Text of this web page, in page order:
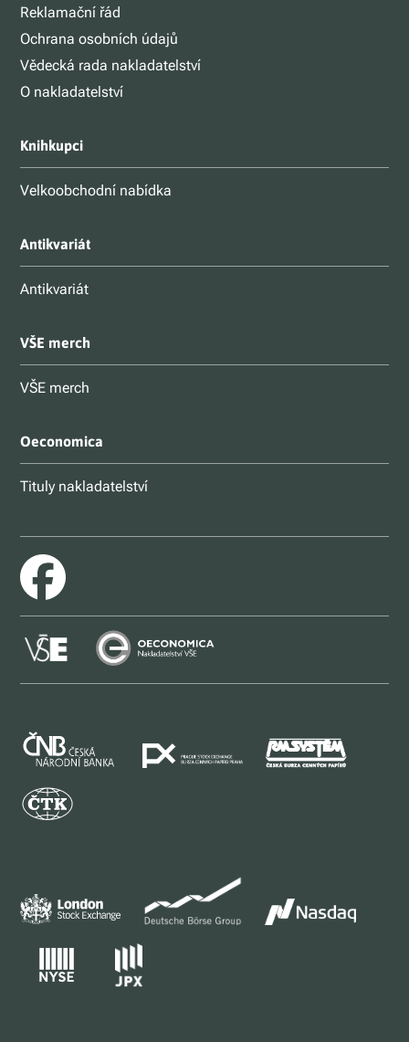
Reklamační řád
Ochrana osobních údajů
Vědecká rada nakladatelství
O nakladatelství
Knihkupci
Velkoobchodní nabídka
Antikvariát
Antikvariát
VŠE merch
VŠE merch
Oeconomica
Tituly nakladatelství